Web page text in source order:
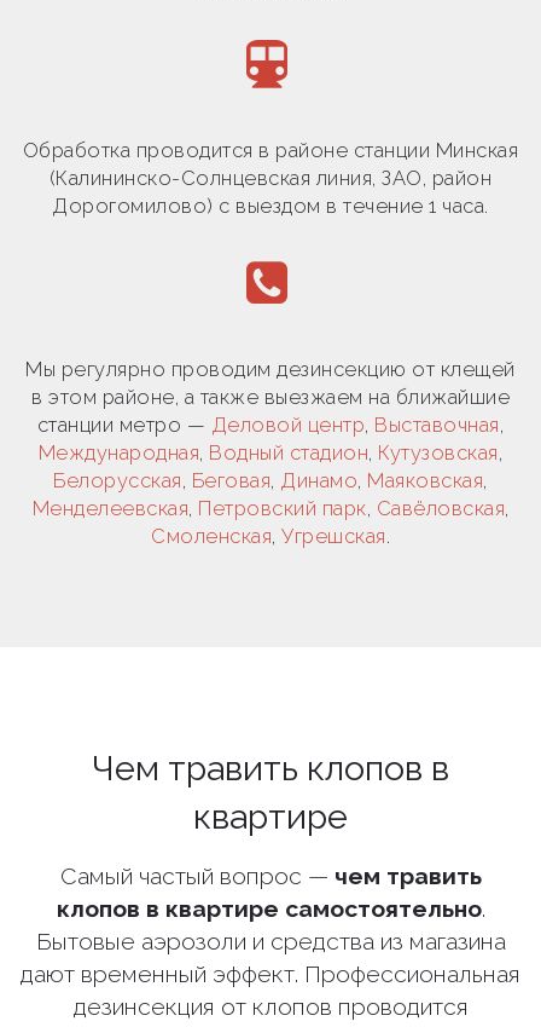
Обработка проводится в районе станции Минская
(Калининско-Солнцевская линия, ЗАО, район
Дорогомилово) с выездом в течение 1 часа.
Мы регулярно проводим дезинсекцию от клещей
в этом районе, а также выезжаем на ближайшие
станции метро — Деловой центр, Выставочная,
Международная, Водный стадион, Кутузовская,
Белорусская, Беговая, Динамо, Маяковская,
Менделеевская, Петровский парк, Савёловская,
Смоленская, Угрешская.
Чем травить клопов в
квартире
Самый частый вопрос — чем травить
клопов в квартире самостоятельно.
Бытовые аэрозоли и средства из магазина
дают временный эффект. Профессиональная
дезинсекция от клопов проводится